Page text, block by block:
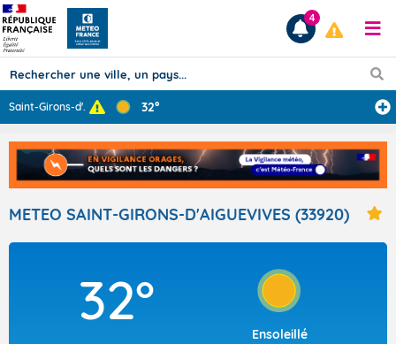
Prévisions
TOUS LES RÉSULTATS
Articles
4
Saint-Girons-d'... 32°
METEO SAINT-GIRONS-D'AIGUEVIVES (33920)
32°
Ensoleillé